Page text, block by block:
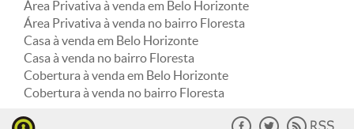
Área Privativa à venda em Belo Horizonte
Área Privativa à venda no bairro Floresta
Casa à venda em Belo Horizonte
Casa à venda no bairro Floresta
Cobertura à venda em Belo Horizonte
Cobertura à venda no bairro Floresta